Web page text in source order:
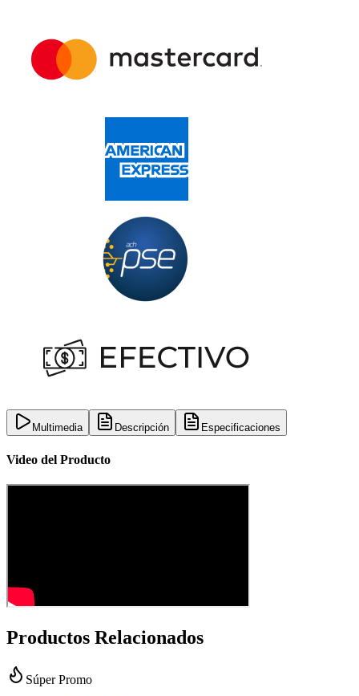
Multimedia Descripción Especificaciones
Video del Producto
Productos Relacionados
Súper Promo